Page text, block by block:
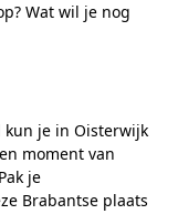
Wat wil je nog
kun je in Oisterwijk
moment van
je
Brabantse plaats